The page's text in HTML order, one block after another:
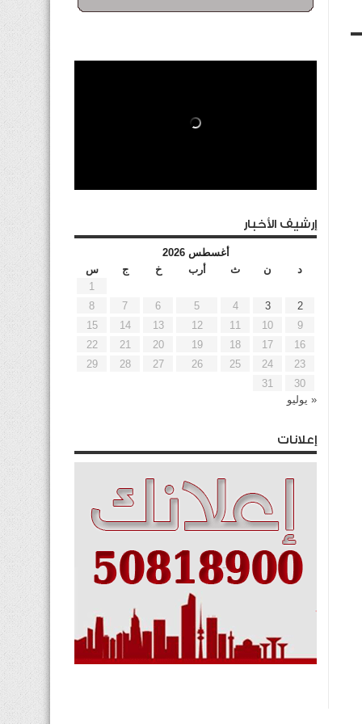
إرشيف الأخبار
أغسطس 2026
د
ن ث أرب خ ج
س
1
2
3
4
5
6
7
8
9
10
11
12
13
14
15
16
17
18
19
20
21
22
23
24
25
26
27
28
29
30
31
« يوليو
إعلانات